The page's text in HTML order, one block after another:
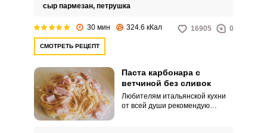
сыр пармезан, петрушка
30 мин 324.6 кКал 16905 0
СМОТРЕТЬ РЕЦЕПТ
Паста карбонара с
ветчиной без сливок
Любителям итальянской кухни
от всей души рекомендую